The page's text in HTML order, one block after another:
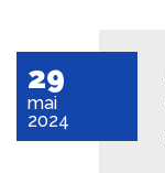
29
mai
2024